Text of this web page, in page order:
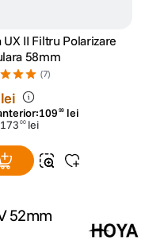
UX II Filtru Polarizare
58mm
(7)
lei
109 99 lei
173 00 lei
52mm